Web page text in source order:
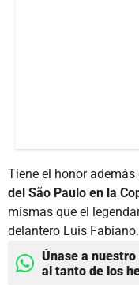
Tiene el honor además
del São Paulo en la
mismas que el
delantero Luis Fabiano.
Únase a
al tanto de los